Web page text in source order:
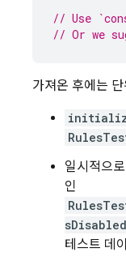
// Use
// Or we
가져온 후에는
일시적으
인
sDisabled
테스트 데